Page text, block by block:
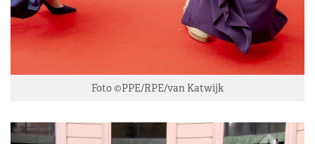
Foto ©PPE/RPE/van Katwijk